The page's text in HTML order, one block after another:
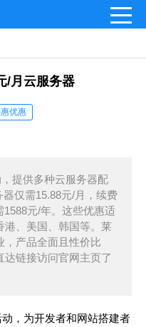
/月云服务器
优惠
提供多种云服务器配
仅需15.88元/月，续费
元/年。这些优惠适
港、美国、韩国等。莱
，产品全面且性价比
达链接访问官网主页了
，为开发者和网站搭建者